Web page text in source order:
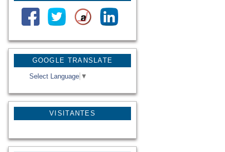
GOOGLE TRANSLATE
Select Language ▼
VISITANTES